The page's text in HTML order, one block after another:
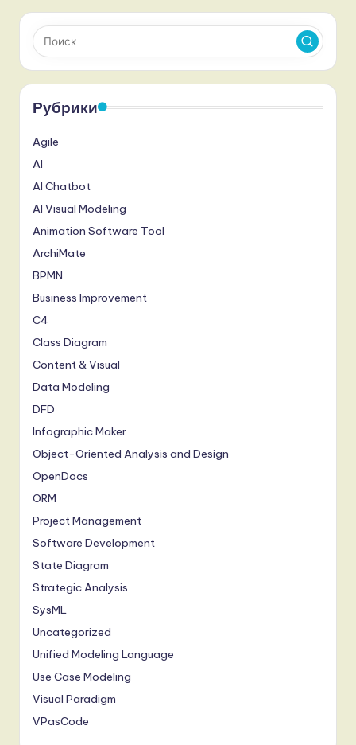
Рубрики
Agile
AI
AI Chatbot
AI Visual Modeling
Animation Software Tool
ArchiMate
BPMN
Business Improvement
C4
Class Diagram
Content & Visual
Data Modeling
DFD
Infographic Maker
Object-Oriented Analysis and Design
OpenDocs
ORM
Project Management
Software Development
State Diagram
Strategic Analysis
SysML
Uncategorized
Unified Modeling Language
Use Case Modeling
Visual Paradigm
VPasCode